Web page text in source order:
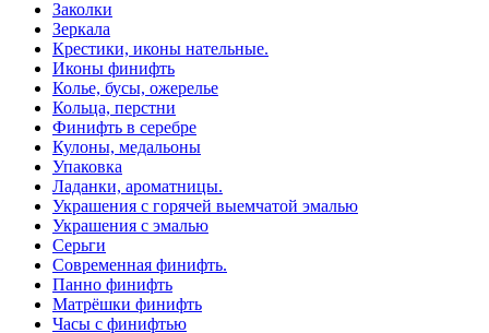
Заколки
Зеркала
Крестики, иконы нательные.
Иконы финифть
Колье, бусы, ожерелье
Кольца, перстни
Финифть в серебре
Кулоны, медальоны
Упаковка
Ладанки, ароматницы.
Украшения с горячей выемчатой эмалью
Украшения с эмалью
Серьги
Современная финифть.
Панно финифть
Матрёшки финифть
Часы с финифтью